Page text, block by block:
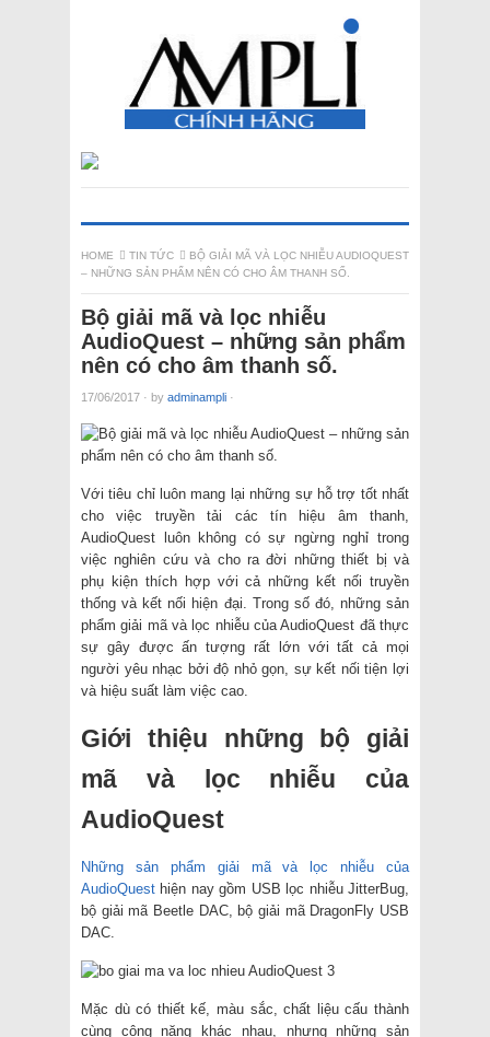
HOME TIN TỨC
BỘ GIẢI MÃ VÀ LỌC NHIỄU AUDIOQUEST
– NHỮNG SẢN PHẨM NÊN CÓ CHO ÂM THANH SỐ.
Bộ giải mã và lọc nhiễu
AudioQuest – những sản phẩm
nên có cho âm thanh số.
17/06/2017 · by adminampli ·
Với tiêu chỉ luôn mang lại những sự hỗ trợ tốt nhất
cho việc truyền tải các tín hiệu âm thanh,
AudioQuest luôn không có sự ngừng nghỉ trong
việc nghiên cứu và cho ra đời những thiết bị và
phụ kiện thích hợp với cả những kết nối truyền
thống và kết nối hiện đại. Trong số đó, những sản
phẩm giải mã và lọc nhiễu của AudioQuest đã thực
sự gây được ấn tượng rất lớn với tất cả mọi
người yêu nhạc bởi độ nhỏ gọn, sự kết nối tiện lợi
và hiệu suất làm việc cao.
Giới thiệu những bộ giải
mã và lọc nhiễu của
AudioQuest
Những sản phẩm giải mã và lọc nhiễu của
AudioQuest hiện nay gồm USB lọc nhiễu JitterBug,
bộ giải mã Beetle DAC, bộ giải mã DragonFly USB
DAC.
Mặc dù có thiết kế, màu sắc, chất liệu cấu thành
cùng công năng khác nhau, nhưng những sản